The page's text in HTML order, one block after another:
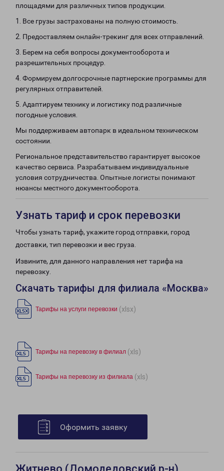
площадями для различных типов продукции.
1. Все грузы застрахованы на полную стоимость.
2. Предоставляем онлайн-трекинг для всех отправлений.
3. Берем на себя вопросы документооборота и
разрешительных процедур.
4. Формируем долгосрочные партнерские программы для
регулярных отправителей.
5. Адаптируем технику и логистику под различные
погодные условия.
Мы поддерживаем автопарк в идеальном техническом
состоянии.
Региональное представительство гарантирует высокое
качество сервиса. Разрабатываем индивидуальные
условия сотрудничества. Опытные логисты понимают
нюансы местного документооборота.
Узнать тариф и срок перевозки
Чтобы узнать тариф, укажите город отправки, город
доставки, тип перевозки и вес груза.
Извините, для данного направления нет тарифа на
перевозку.
Скачать тарифы для филиала «Москва»
Тарифы на услуги перевозки (xlsx)
Тарифы на перевозку в филиал (xls)
Тарифы на перевозку из филиала (xls)
Оформить заявку